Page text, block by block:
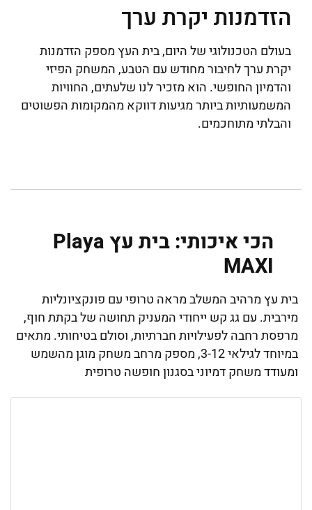
הזדמנות יקרת ערך
בעולם הטכנולוגי של היום, בית העץ מספק הזדמנות
יקרת ערך לחיבור מחודש עם הטבע, המשחק הפיזי
והדמיון החופשי. הוא מזכיר לנו שלעתים, החוויות
המשמעותיות ביותר מגיעות דווקא מהמקומות הפשוטים
והבלתי מתוחכמים.
הכי איכותי: בית עץ Playa
MAXI
בית עץ מרהיב המשלב מראה טרופי עם פונקציונליות
מירבית. עם גג קש ייחודי המעניק תחושה של בקתת חוף,
מרפסת רחבה לפעילויות חברתיות, וסולם בטיחותי. מתאים
במיוחד לגילאי 3-12, מספק מרחב משחק מוגן מהשמש
ומעודד משחק דמיוני בסגנון חופשה טרופית